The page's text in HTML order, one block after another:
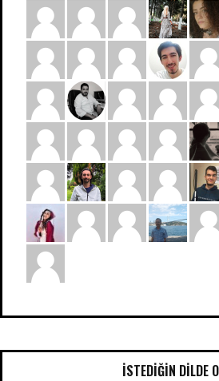
İSTEDIĞIN DILDE